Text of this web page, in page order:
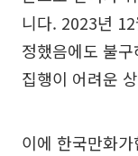
니다. 2023년
정했음에도 불
집행이 어려운
이에 한국만화